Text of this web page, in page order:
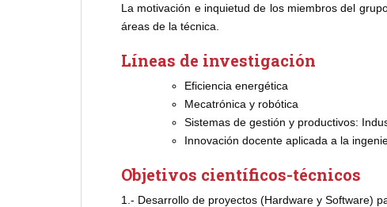
La motivación e inquietud de los miembros del
áreas de la técnica.
Líneas de investigación
Eficiencia energética
Mecatrónica y robótica
Sistemas de gestión y productivos:
Innovación docente aplicada a la
Objetivos científicos-técnicos
1.- Desarrollo de proyectos (Hardware y Software)